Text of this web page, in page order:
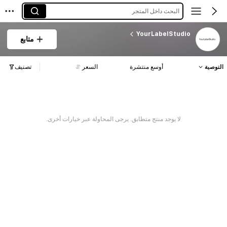
البحث داخل المتجر
YourLabelStudio
متابع
التوصية أوسع منتشرة السعر تصنيف
لا يوجد منتج متطابق. يرجى المحاولة عبر خيارات أخرى.